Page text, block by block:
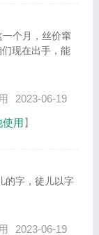
一个月，丝价窜
现在出手，能
2023-06-19
使用】
的字，徒儿以字
2023-06-19